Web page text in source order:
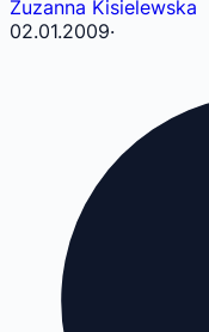
Zuzanna Kisielewska
02.01.2009·